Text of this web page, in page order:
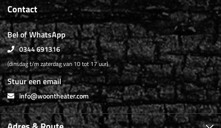
Contact
Bel of WhatsApp
0344 691316
(dinsdag t/m zaterdag van 10 tot 17 uur)
Stuur een email
info@woontheater.com